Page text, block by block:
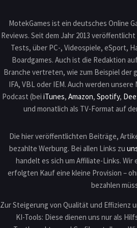
MotekGames ist ein deutsches Online
Reviews. Seit dem Jahr 2013
Tests, über PC-, Videospiele, eSport,
Boardgames. Auch ist die Redaktion
Branche vertreten, wie zum Beispiel der
IFA, VBL oder IEM. Auch werden
Podcast (bei iTunes, Amazon, Spotify,
und monatlich als TV-Format auf
Die hier veröffentlichten Beiträge,
bezahlte Werbung. Bei allen Links zu
handelt es sich um Affiliate-Links.
erfolgten Kauf eine kleine Provision –
bezahlen
Zur Steigerung von Qualität und Effizienz
KI-Tools: Diese dienen uns nur als